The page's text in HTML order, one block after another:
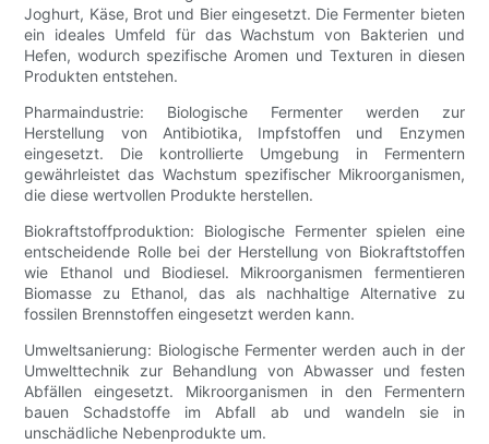
Joghurt, Käse, Brot und Bier eingesetzt. Die Fermenter bieten
ein ideales Umfeld für das Wachstum von Bakterien und
Hefen, wodurch spezifische Aromen und Texturen in diesen
Produkten entstehen.
Pharmaindustrie: Biologische Fermenter werden zur
Herstellung von Antibiotika, Impfstoffen und Enzymen
eingesetzt. Die kontrollierte Umgebung in Fermentern
gewährleistet das Wachstum spezifischer Mikroorganismen,
die diese wertvollen Produkte herstellen.
Biokraftstoffproduktion: Biologische Fermenter spielen eine
entscheidende Rolle bei der Herstellung von Biokraftstoffen
wie Ethanol und Biodiesel. Mikroorganismen fermentieren
Biomasse zu Ethanol, das als nachhaltige Alternative zu
fossilen Brennstoffen eingesetzt werden kann.
Umweltsanierung: Biologische Fermenter werden auch in der
Umwelttechnik zur Behandlung von Abwasser und festen
Abfällen eingesetzt. Mikroorganismen in den Fermentern
bauen Schadstoffe im Abfall ab und wandeln sie in
unschädliche Nebenprodukte um.